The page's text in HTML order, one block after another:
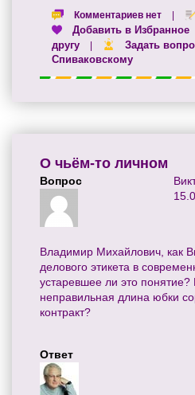
Комментариев нет |
Добавить в Избранное
другу
|
Задать
Спиваковскому
О чьём-то личном
Вопрос
Владимир Михайлович, как
делового этикета в
устаревшее ли это
неправильная длина юбки
контракт?
Ответ